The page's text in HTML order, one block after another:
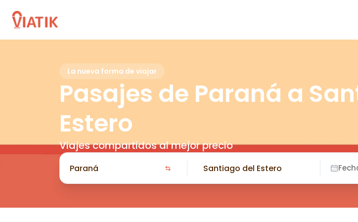
La nueva forma de viajar
Pasajes de Paraná a
Estero
Viajes compartidos al mejor precio